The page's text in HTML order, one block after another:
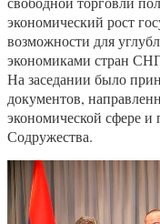
экономический рост
возможности для
экономиками стран
На заседании было
документов,
экономической сфере и
Содружества.